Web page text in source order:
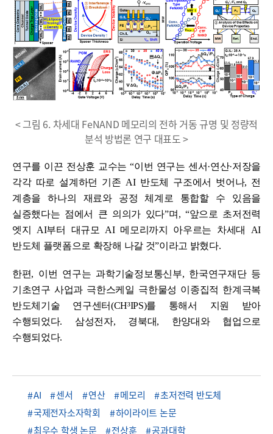
< 그림 6. 차세대 FeNAND 메모리의 전하 거동 규명 및 정량적
분석 방법론 연구 대표도 >
연구를 이끈 전상훈 교수는 “이번 연구는 센서·연산·저장을
각각 따로 설계하던 기존 AI 반도체 구조에서 벗어나, 전
계층을 하나의 재료와 공정 체계로 통합할 수 있음을
실증했다는 점에서 큰 의의가 있다”며, “앞으로 초저전력
엣지 AI부터 대규모 AI 메모리까지 아우르는 차세대 AI
반도체 플랫폼으로 확장해 나갈 것”이라고 밝혔다.
한편, 이번 연구는 과학기술정보통신부, 한국연구재단 등
기초연구 사업과 극한스케일 극한물성 이종집적 한계극복
반도체기술 연구센터(CH³IPS)를 통해서 지원 받아
수행되었다. 삼성전자, 경북대, 한양대와 협업으로
수행되었다.
AI 센서 연산 메모리
초저전력 반도체
국제전자소자학회
하이라이트 논문
최우수 학생 논문
전상훈
공과대학